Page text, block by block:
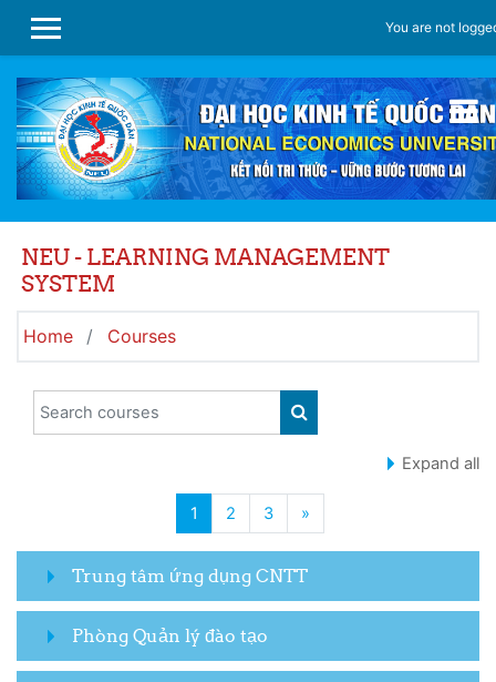
SIDE PANEL
You are not
NEU - LEARNING MANAGEMENT
SYSTEM
Home Courses
Search courses
SEARCH COURSES
Expand all
1 (current)
2 3 »Next page
Trung tâm ứng dụng CNTT
Phòng Quản lý đào tạo